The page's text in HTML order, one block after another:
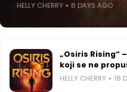
HELLY CHERRY 8 DAYS AGO
„Osiris Rising“
koji se ne
HELLY CHERRY 18